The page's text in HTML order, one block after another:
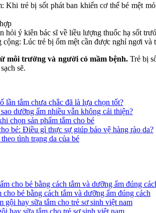
Khi trẻ bị sốt phát ban khiến cơ thể bé mệt
hỏi ý kiên bác sĩ về liều lượng thuốc hạ sốt
Lúc trẻ bị ốm mệt cần được nghỉ ngơi và
môi trường và người có mầm bệnh.Trẻ bị
sẽ.
lần tắm chưa chắc đã là lựa chọn tốt?
dưỡng ẩm nhiều vẫn không cải thiện?
chọn sản phẩm tắm cho bé
bé: Điều gì thực sự giúp bảo vệ hàng rào da?
tình trạng da của bé
bé bằng cách tắm và dưỡng ẩm đúng cách
hay sữa tắm cho trẻ sơ sinh việt nam